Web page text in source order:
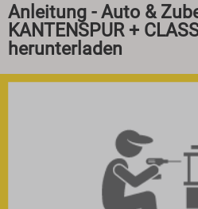
Anleitung - Auto &
KANTENSPUR +
herunterladen